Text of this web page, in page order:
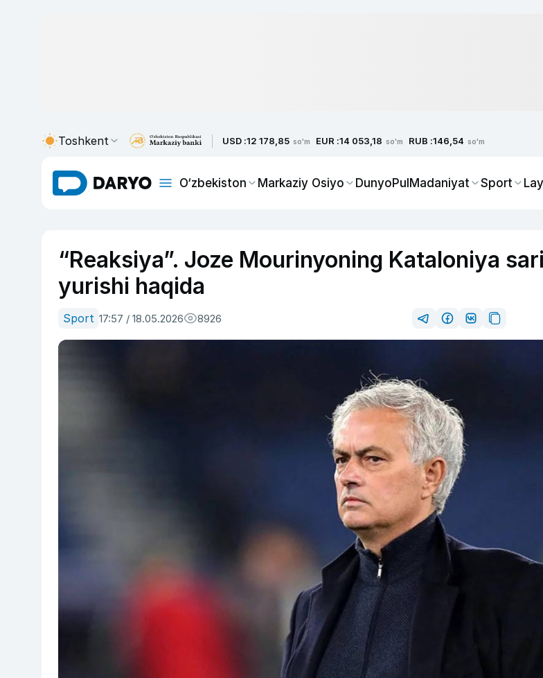
Toshkent USD :12 178,85 so'm EUR :14 053,18 so'm RUB :146,54 so'm
O‘zbekiston Markaziy Osiyo DunyoPulMadaniyat Sport
“Reaksiya”. Joze Mourinyoning Kataloniya
yurishi haqida
Sport 17:57 / 18.05.2026 8926